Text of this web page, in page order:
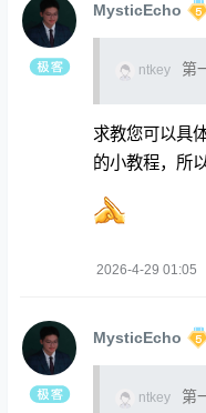
MysticEcho
ntkey 第
求教您可以具
的小教程，所
2026-4-29 01:05
MysticEcho
ntkey 第